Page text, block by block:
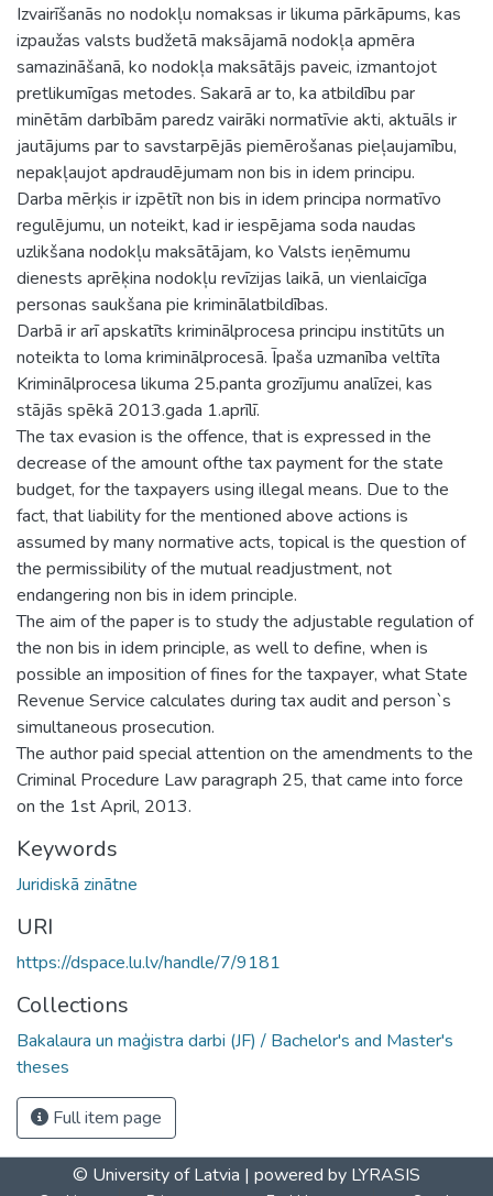
Izvairīšanās no nodokļu nomaksas ir likuma pārkāpums, kas
izpaužas valsts budžetā maksājamā nodokļa apmēra
samazināšanā, ko nodokļa maksātājs paveic, izmantojot
pretlikumīgas metodes. Sakarā ar to, ka atbildību par
minētām darbībām paredz vairāki normatīvie akti, aktuāls ir
jautājums par to savstarpējās piemērošanas pieļaujamību,
nepakļaujot apdraudējumam non bis in idem principu.
Darba mērķis ir izpētīt non bis in idem principa normatīvo
regulējumu, un noteikt, kad ir iespējama soda naudas
uzlikšana nodokļu maksātājam, ko Valsts ieņēmumu
dienests aprēķina nodokļu revīzijas laikā, un vienlaicīga
personas saukšana pie kriminālatbildības.
Darbā ir arī apskatīts kriminālprocesa principu institūts un
noteikta to loma kriminālprocesā. Īpaša uzmanība veltīta
Kriminālprocesa likuma 25.panta grozījumu analīzei, kas
stājās spēkā 2013.gada 1.aprīlī.
The tax evasion is the offence, that is expressed in the
decrease of the amount ofthe tax payment for the state
budget, for the taxpayers using illegal means. Due to the
fact, that liability for the mentioned above actions is
assumed by many normative acts, topical is the question of
the permissibility of the mutual readjustment, not
endangering non bis in idem principle.
The aim of the paper is to study the adjustable regulation of
the non bis in idem principle, as well to define, when is
possible an imposition of fines for the taxpayer, what State
Revenue Service calculates during tax audit and person`s
simultaneous prosecution.
The author paid special attention on the amendments to the
Criminal Procedure Law paragraph 25, that came into force
on the 1st April, 2013.
Keywords
Juridiskā zinātne
URI
https://dspace.lu.lv/handle/7/9181
Collections
Bakalaura un maģistra darbi (JF) / Bachelor's and Master's
theses
Full item page
© University of Latvia | powered by LYRASIS